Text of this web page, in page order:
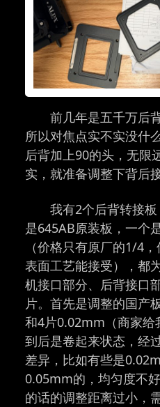
前几年是五千万后
所以对焦点实不实没什
后背加上90的头，无限
实，就准备调整下背后接
我有2个后背转接
是645AB原装板，一个
（价格只有原厂的1/4
表面工艺能接受），都
机接口部分、后背接口
片。首先是调整的国产
和4片0.02mm（商家
到后是卷起来状态，经
差异，比如有些是
0.05mm的，均匀度不
的话的调整距离过小，